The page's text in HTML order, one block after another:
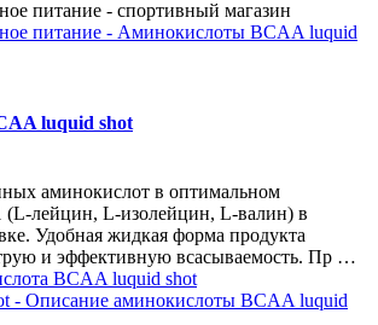
luquid shot
аминокислот в оптимальном
(L-лейцин, L-изолейцин, L-валин) в
Удобная жидкая форма продукта
и эффективную всасываемость. Пр …